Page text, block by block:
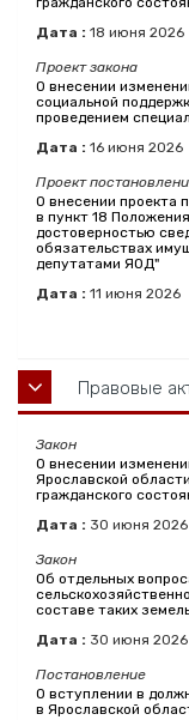
Дата : 18 июня 2026
Проект закона
О внесении
социальной
проведением
Дата : 16 июня 2026
Проект
О внесении проекта
в пункт 18
достоверностью
обязательствах
депутатами ЯОД"
Дата : 11 июня 2026
Правовые
Закон
О внесении
Ярославской
гражданского
Дата : 30 июня 2026
Закон
Об отдельных
составе таких
Дата : 30 июня 2026
Постановление
О вступлении в
в Ярославской